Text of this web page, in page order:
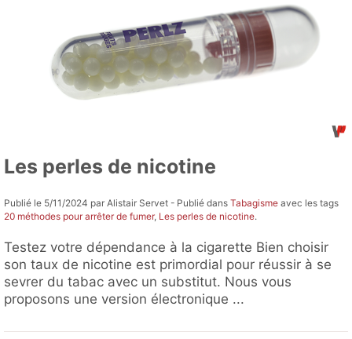
Les perles de nicotine
Publié le 5/11/2024 par Alistair Servet - Publié dans Tabagisme avec les tags
20 méthodes pour arrêter de fumer, Les perles de nicotine.
Testez votre dépendance à la cigarette Bien choisir
son taux de nicotine est primordial pour réussir à se
sevrer du tabac avec un substitut. Nous vous
proposons une version électronique ...